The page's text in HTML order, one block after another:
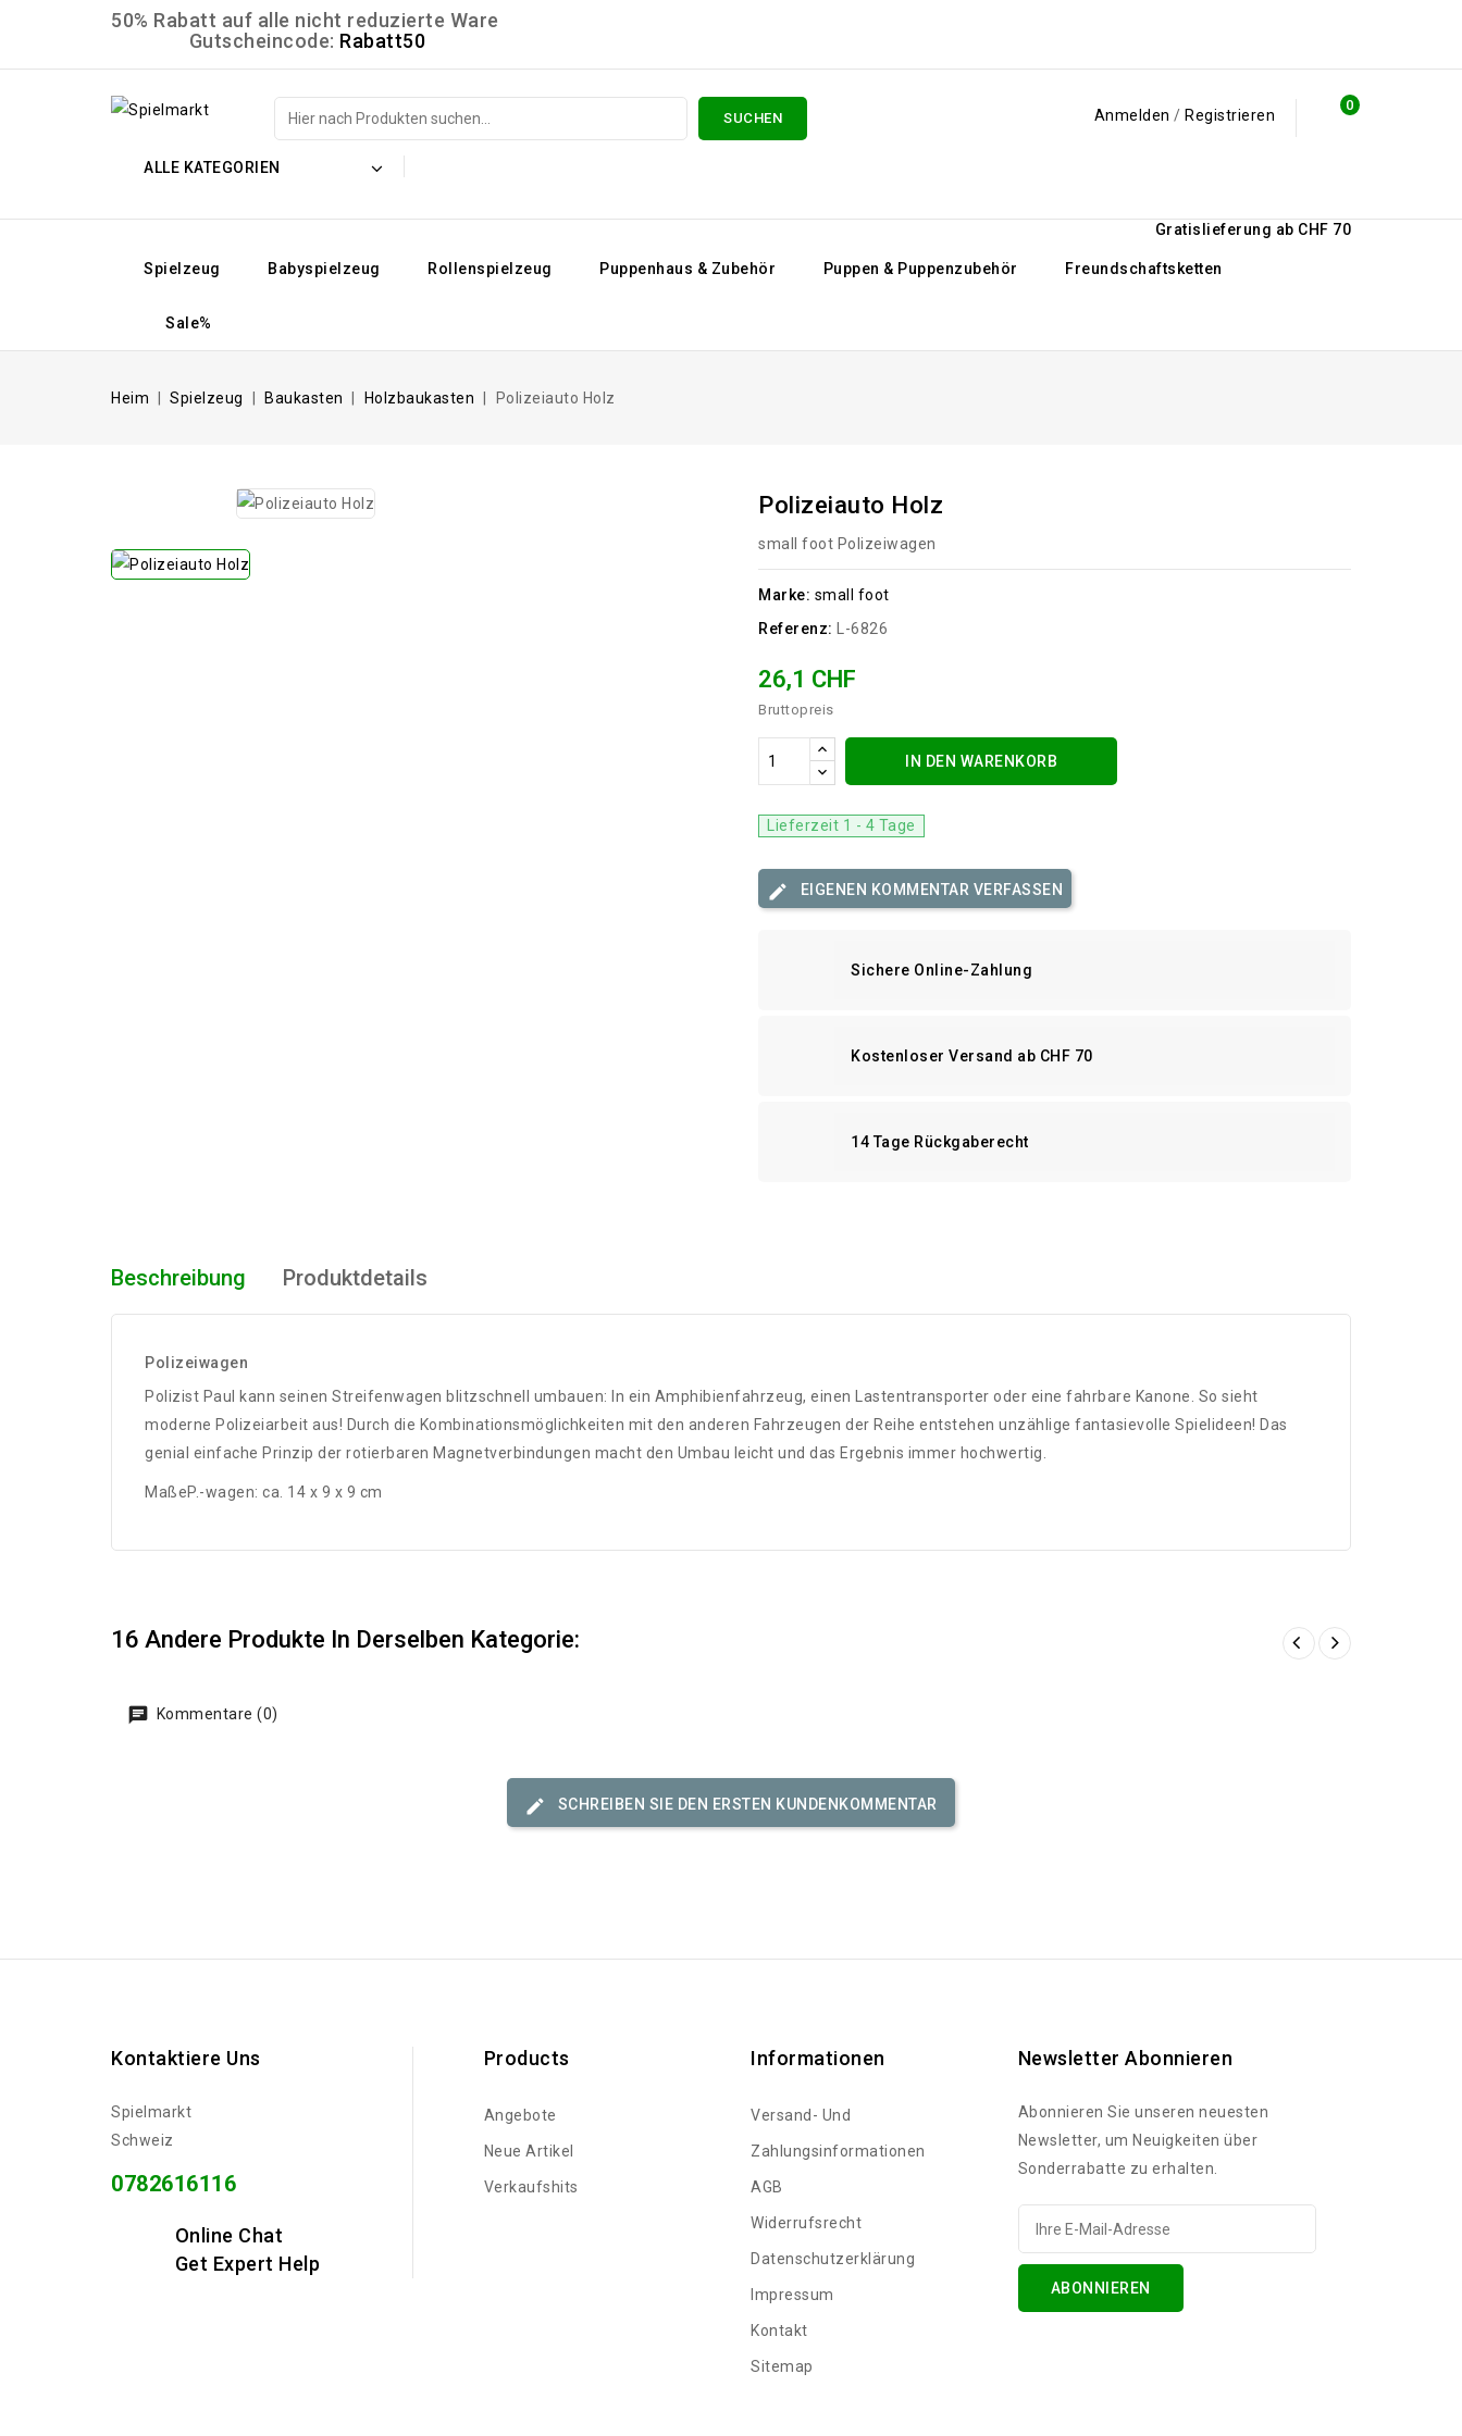
50% Rabatt auf alle nicht reduzierte Ware
Gutscheincode: Rabatt50
0
Anmelden / Registrieren
SUCHEN
ALLE KATEGORIEN
Gratislieferung ab CHF 70
Spielzeug Babyspielzeug Rollenspielzeug Puppenhaus & Zubehör Puppen & Puppenzubehör Freundschaftsketten
Sale%
Heim Spielzeug Baukasten Holzbaukasten Polizeiauto Holz
Polizeiauto Holz
small foot Polizeiwagen
Marke: small foot
Referenz:
L-6826
26,1 CHF
Bruttopreis
IN DEN WARENKORB
Lieferzeit 1 - 4 Tage
EIGENEN KOMMENTAR VERFASSEN
Sichere Online-Zahlung
Kostenloser Versand ab CHF 70
14 Tage Rückgaberecht
Beschreibung Produktdetails
Polizeiwagen
Polizist Paul kann seinen Streifenwagen blitzschnell umbauen: In ein Amphibienfahrzeug, einen Lastentransporter oder eine fahrbare Kanone. So sieht
moderne Polizeiarbeit aus! Durch die Kombinationsmöglichkeiten mit den anderen Fahrzeugen der Reihe entstehen unzählige fantasievolle Spielideen! Das
genial einfache Prinzip der rotierbaren Magnetverbindungen macht den Umbau leicht und das Ergebnis immer hochwertig.
MaßeP.-wagen: ca. 14 x 9 x 9 cm
16 Andere Produkte In Derselben Kategorie:
Kommentare (0)
SCHREIBEN SIE DEN ERSTEN KUNDENKOMMENTAR
Kontaktiere Uns
Spielmarkt
Schweiz
0782616116
Online Chat
Get Expert Help
Products
Angebote
Neue Artikel
Verkaufshits
Informationen
Versand- Und
Zahlungsinformationen
AGB
Widerrufsrecht
Datenschutzerklärung
Impressum
Kontakt
Sitemap
Newsletter Abonnieren
Abonnieren Sie unseren neuesten
Newsletter, um Neuigkeiten über
Sonderrabatte zu erhalten.